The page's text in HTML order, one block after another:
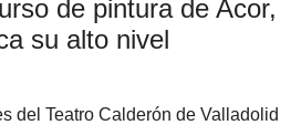
de pintura de Acor,
su alto nivel
del Teatro Calderón de Valladolid